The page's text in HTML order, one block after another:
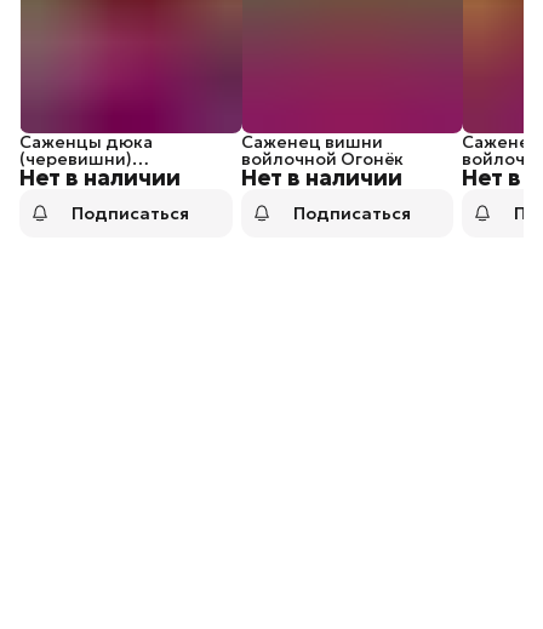
Нет в наличии
Саженцы дюка
(черевишни)
Превосходная
Веньяминова
Подписаться
Нет в наличии
Саженец вишни
войлочной Огонёк
Подписаться
Нет в